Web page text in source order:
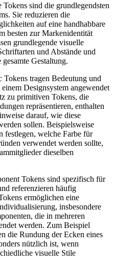
Tokens sind die grundlegendsten
Sie reduzieren die
auf eine handhabbare
besten zur Markenidentität
grundlegende visuelle
und Abstände und
Gestaltung.
Tokens tragen Bedeutung und
Designsystem angewendet
zu primitiven Tokens, die
repräsentieren, enthalten
darauf, wie diese
sollen. Beispielsweise
festlegen, welche Farbe für
verwendet werden sollte,
dieselben
Tokens sind spezifisch für
referenzieren häufig
ermöglichen eine
insbesondere
die in mehreren
werden. Zum Beispiel
die Rundung der Ecken eines
nützlich ist, wenn
visuelle Stile